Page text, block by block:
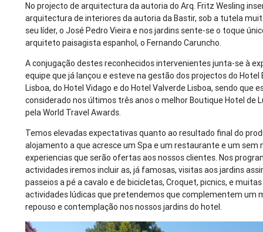
No projecto de arquitectura da autoria do Arq. Fritz Wesling
arquitectura de interiores da autoria da Bastir, sob a tutela
seu líder, o José Pedro Vieira e nos jardins sente-se o toque
arquiteto paisagista espanhol, o Fernando Caruncho.
A conjugação destes reconhecidos intervenientes junta-se à
equipe que já lançou e esteve na gestão dos projectos do Hotel
Lisboa, do Hotel Vidago e do Hotel Valverde Lisboa, sendo que
considerado nos últimos três anos o melhor Boutique Hotel de
pela World Travel Awards.
Temos elevadas expectativas quanto ao resultado final do
alojamento a que acresce um Spa e um restaurante e um sem
experiencias que serão ofertas aos nossos clientes. Nos
actividades iremos incluir as, já famosas, visitas aos jardins
passeios a pé a cavalo e de bicicletas, Croquet, picnics, e
actividades lúdicas que pretendemos que complementem um
repouso e contemplação nos nossos jardins do hotel.